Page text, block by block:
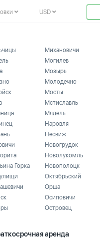
USD
Горка
Михановичи
Могилев
Мозырь
Молодечно
Мосты
Мстиславль
Мядель
Наровля
Несвиж
Новогрудок
Новолукомль
Новополоцк
Октябрьский
Орша
Осиповичи
Островец
аренда